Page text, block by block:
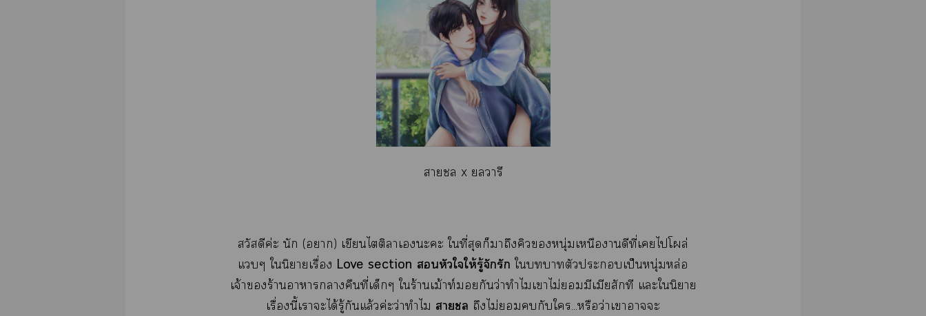
า x วารี
สวัสดีค่ะ นัก (า) เขียนไติลาเะะ ใที่สุดก็าถึงคิวหนุ่มเหนือาดีที่เไโผล่
แๆ ในิยายเรื่อง Love section หัวใให้รู้จักรัก ใาตัวะเป็นหนุ่มหล่อ
เจ้าร้านาาาคืนที่เด็กๆ ใร้านเม้าท์ยกันว่าทำไมเาไม่มีเมียสักที แะในิยาย
เรื่องนี้เาะได้รู้กันแล้วค่ะว่าทำไม า ถึงไม่กับใ...หรือว่าเาาะ